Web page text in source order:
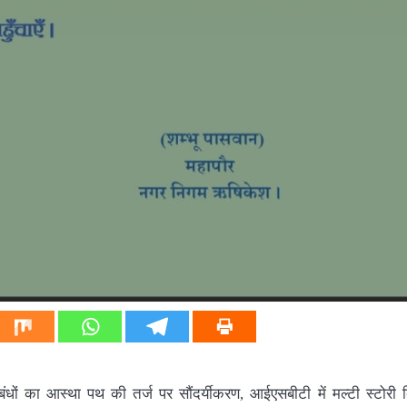
आस्था पथ की तर्ज पर सौंदर्यीकरण, आईएसबीटी में मल्टी स्टोरी